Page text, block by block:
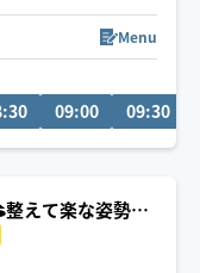
整える」を組み合
、身体のバランス
Menu
09:00 09:30
えて楽な姿勢